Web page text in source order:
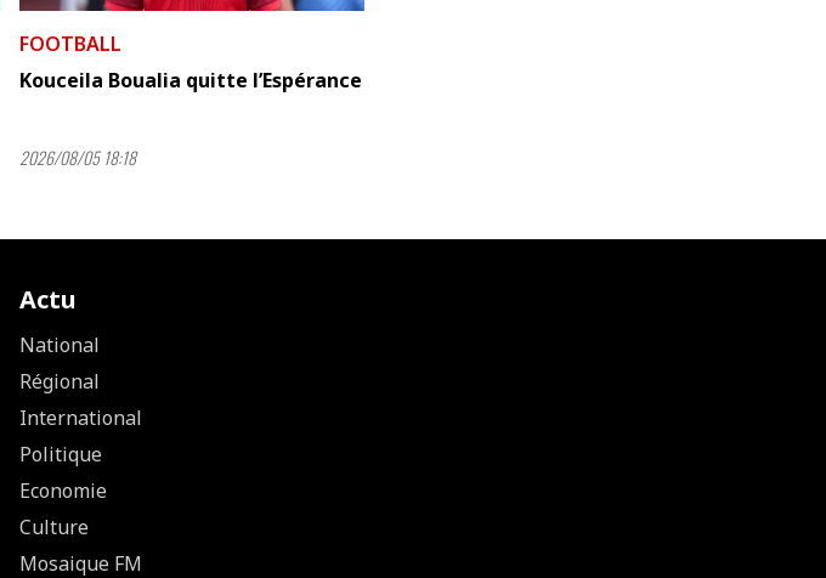
FOOTBALL
Kouceila Boualia quitte l’Espérance
2026/08/05 18:18
Actu
National
Régional
International
Politique
Economie
Culture
Mosaique FM